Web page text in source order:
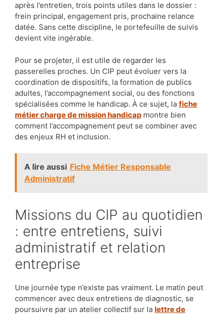
après l’entretien, trois points utiles dans le dossier :
frein principal, engagement pris, prochaine relance
datée. Sans cette discipline, le portefeuille de suivis
devient vite ingérable.
Pour se projeter, il est utile de regarder les
passerelles proches. Un CIP peut évoluer vers la
coordination de dispositifs, la formation de publics
adultes, l’accompagnement social, ou des fonctions
spécialisées comme le handicap. À ce sujet, la fiche
métier charge de mission handicap montre bien
comment l’accompagnement peut se combiner avec
des enjeux RH et inclusion.
A lire aussi Fiche Métier Responsable
Administratif
Missions du CIP au quotidien
: entre entretiens, suivi
administratif et relation
entreprise
Une journée type n’existe pas vraiment. Le matin peut
commencer avec deux entretiens de diagnostic, se
poursuivre par un atelier collectif sur la lettre de